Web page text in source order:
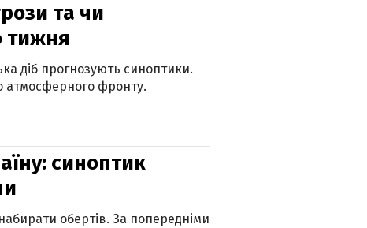
та чи
тижня
діб прогнозують синоптики.
атмосферного фронту.
синоптик
обертів. За попередніми